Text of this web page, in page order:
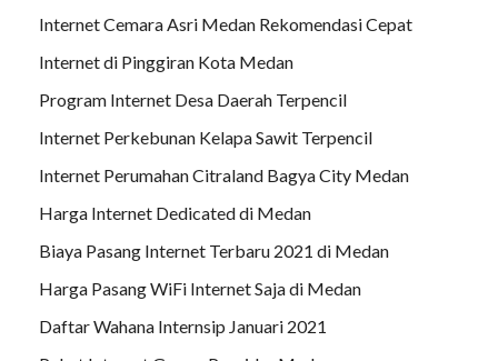
Internet Cemara Asri Medan Rekomendasi Cepat
Internet di Pinggiran Kota Medan
Program Internet Desa Daerah Terpencil
Internet Perkebunan Kelapa Sawit Terpencil
Internet Perumahan Citraland Bagya City Medan
Harga Internet Dedicated di Medan
Biaya Pasang Internet Terbaru 2021 di Medan
Harga Pasang WiFi Internet Saja di Medan
Daftar Wahana Internsip Januari 2021